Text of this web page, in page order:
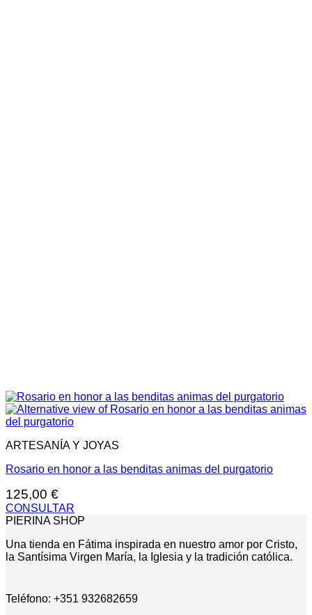
ARTESANÍA Y JOYAS
Rosario en honor a las benditas animas del purgatorio
125,00 €
CONSULTAR
PIERINA SHOP
Una tienda en Fátima inspirada en nuestro amor por Cristo,
la Santísima Virgen María, la Iglesia y la tradición católica.
Teléfono: +351 932682659